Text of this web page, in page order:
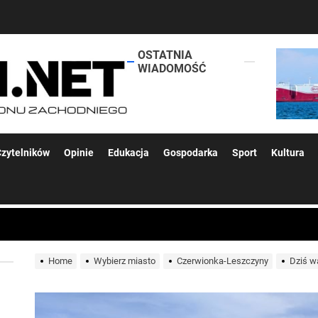
lokalsi.net
OSTATNIA
WIADOMOŚĆ
Opinie Edukacja Gospodarka Sport Kultura
kolejnych afer w ochronie zdrowia — czas zacząć mówić o
woda nieprzydatna do spożycia!!!
Rybnik?
kolejnych afer w ochronie zdrowia — czas zacząć mówić o
Home Wybierz miasto Czerwionka-Leszczyny Dziś